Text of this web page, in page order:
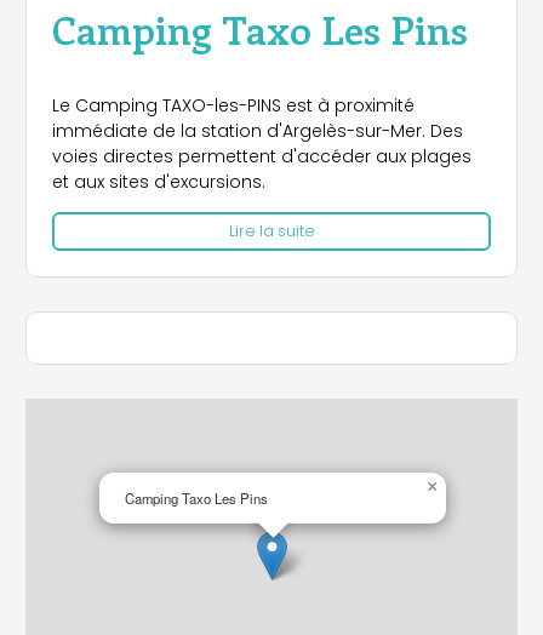
Camping Taxo Les Pins
Le Camping TAXO-les-PINS est à proximité
immédiate de la station d'Argelès-sur-Mer. Des
voies directes permettent d'accéder aux plages
et aux sites d'excursions.
Lire la suite
Camping Taxo Les Pins
×